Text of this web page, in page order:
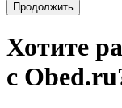
Продолжить
Хотите
с